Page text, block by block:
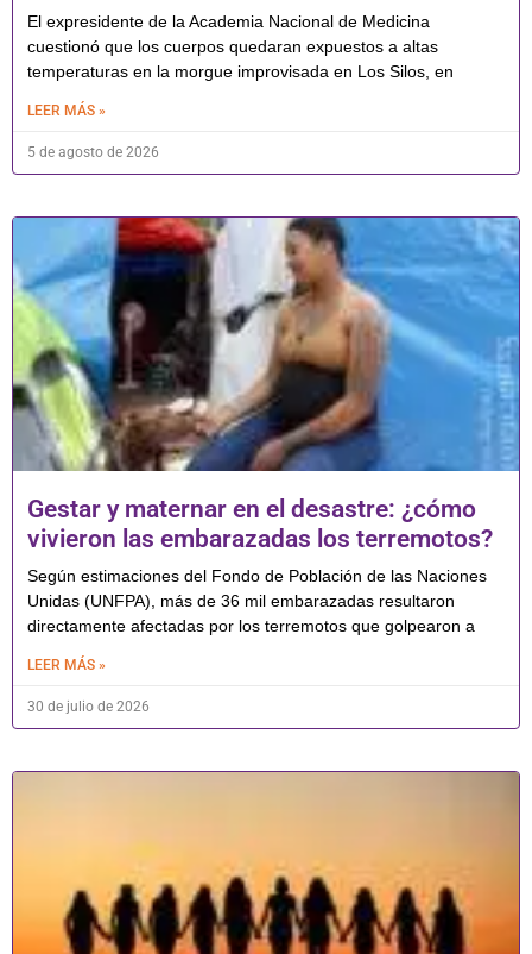
El expresidente de la Academia Nacional de Medicina
cuestionó que los cuerpos quedaran expuestos a altas
temperaturas en la morgue improvisada en Los Silos, en
LEER MÁS »
5 de agosto de 2026
Gestar y maternar en el desastre: ¿cómo
vivieron las embarazadas los terremotos?
Según estimaciones del Fondo de Población de las Naciones
Unidas (UNFPA), más de 36 mil embarazadas resultaron
directamente afectadas por los terremotos que golpearon a
LEER MÁS »
30 de julio de 2026